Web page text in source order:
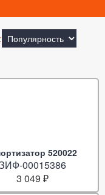
520022
00015386
3 049 ₽